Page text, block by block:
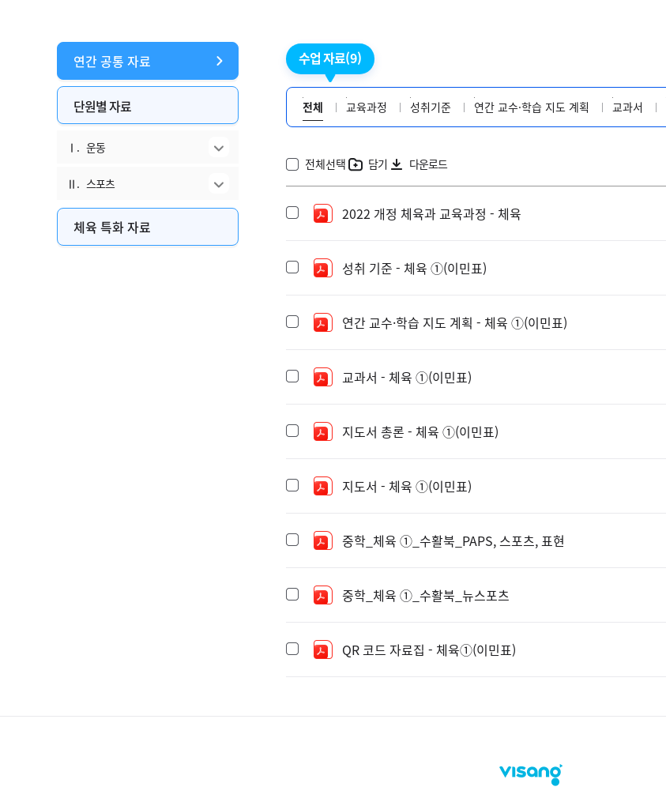
연간 공통 자료
단원별 자료
Ⅰ. 운동
Ⅱ. 스포츠
체육 특화 자료
수업 자료(9)
전체 교육과정 성취기준 연간 교수·학습 지도 계획 교과서
전체선택 담기 다운로드
2022 개정 체육과 교육과정 - 체육
성취 기준 - 체육 ①(이민표)
연간 교수·학습 지도 계획 - 체육 ①(이민표)
교과서 - 체육 ①(이민표)
지도서 총론 - 체육 ①(이민표)
지도서 - 체육 ①(이민표)
중학_체육 ①_수활북_PAPS, 스포츠, 표현
중학_체육 ①_수활북_뉴스포츠
QR 코드 자료집 - 체육①(이민표)